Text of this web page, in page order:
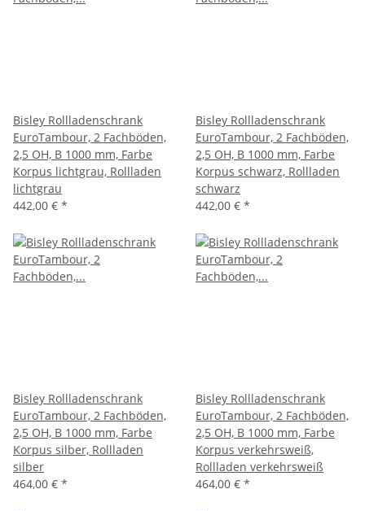
Bisley Rollladenschrank
EuroTambour, 2 Fachböden,
2,5 OH, B 1000 mm, Farbe
Korpus lichtgrau, Rollladen
lichtgrau
442,00 € *
Bisley Rollladenschrank
EuroTambour, 2 Fachböden,
2,5 OH, B 1000 mm, Farbe
Korpus schwarz, Rollladen
schwarz
442,00 € *
Bisley Rollladenschrank
EuroTambour, 2 Fachböden,
2,5 OH, B 1000 mm, Farbe
Korpus silber, Rollladen
silber
464,00 € *
Bisley Rollladenschrank
EuroTambour, 2 Fachböden,
2,5 OH, B 1000 mm, Farbe
Korpus verkehrsweiß,
Rollladen verkehrsweiß
464,00 € *